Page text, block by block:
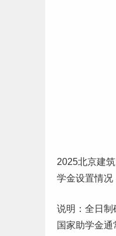
2025北京建
学金设置情况
说明：全日制
国家助学金通